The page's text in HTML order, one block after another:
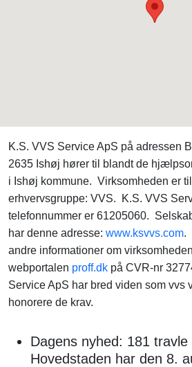
K.S. VVS Service ApS på adressen
2635 Ishøj hører til blandt de
i Ishøj kommune. Virksomheden er
erhvervsgruppe: VVS. K.S. VVS
telefonnummer er 61205060.
har denne adresse: www.ksvvs.com.
andre informationer om
webportalen proff.dk på CVR-nr
Service ApS har bred viden som vvs
honorere de krav.
Dagens nyhed: 181
Hovedstaden har den 8.